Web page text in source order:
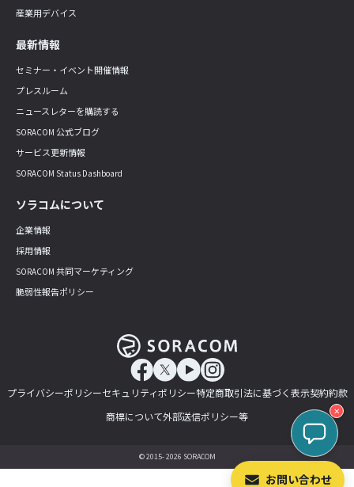
お問い合わせ
産業用デバイス
最新情報
セミナー・イベント開催情報
プレスルーム
ニュースレターを購読する
SORACOM 公式ブログ
サービス更新情報
SORACOM Status Dashboard
ソラコムについて
企業情報
採用情報
SORACOM 共同マーケティング
脆弱性報告ポリシー
プライバシーポリシーセキュリティポリシー特定商取引法に基づく表示契約約款
商標について外部送信ポリシー等
© 2015- 2026 SORACOM
✕